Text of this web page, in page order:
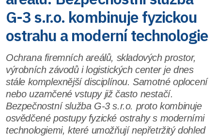
G-3 s.r.o. kombinuje fyzickou
ostrahu a moderní technologie
Ochrana firemních areálů, skladových prostor,
výrobních závodů i logistických center je dnes
stále komplexnější disciplínou. Samotné oplocení
nebo uzamčené vstupy již často nestačí.
Bezpečnostní služba G-3 s.r.o. proto kombinuje
osvědčené postupy fyzické ostrahy s moderními
technologiemi, které umožňují nepřetržitý dohled